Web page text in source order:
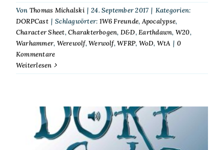
Von Thomas Michalski | 24. September 2017 | Kategorien:
DORPCast | Schlagwörter: 1W6 Freunde,Apocalypse,
Character Sheet,Charakterbogen, D&D,Earthdawn, W20,
Warhammer, Werewolf,Werwolf,WFRP, WoD, WtA | 0
Kommentare
Weiterlesen